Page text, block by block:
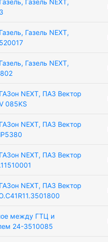
Газель NEXT,
Газель NEXT,
Газель NEXT,
NEXT, ПАЗ Вектор
085KS
NEXT, ПАЗ Вектор
NEXT, ПАЗ Вектор
NEXT, ПАЗ Вектор
между ГТЦ и
24-3510085